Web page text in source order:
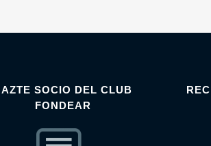
SOCIO DEL CLUB
FONDEAR